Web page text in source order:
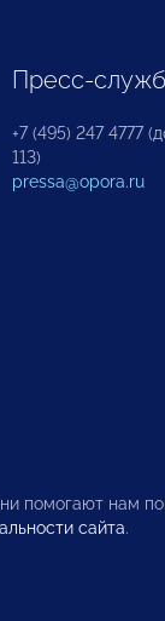
Пресс-
+7 (495) 247 4777
113)
pressa@opora.ru
помогают нам
сайта.